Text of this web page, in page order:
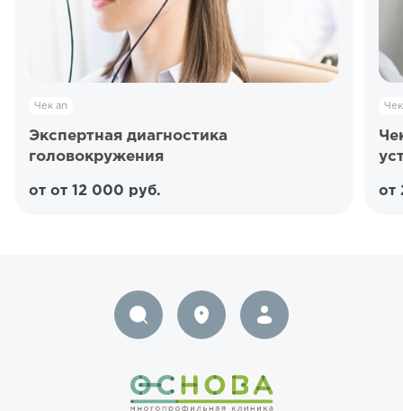
Чек ап
Экспертная диагностика
головокружения
от от 12 000 руб. от